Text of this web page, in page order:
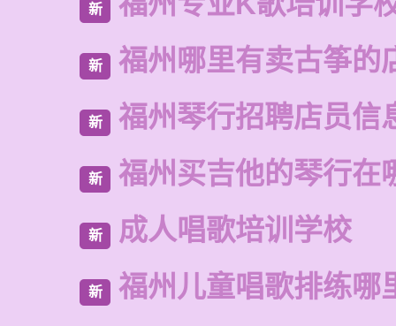
新
新 福州哪里有卖古筝的
新 福州琴行招聘店员信
新 福州买吉他的琴行在
新 成人唱歌培训学校
新 福州儿童唱歌排练哪